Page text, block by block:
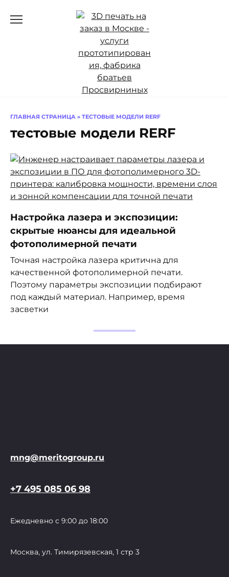
ГЛАВНАЯ СТРАНИЦА » ТЕСТОВЫЕ МОДЕЛИ RERF
тестовые модели RERF
Настройка лазера и экспозиции:
скрытые нюансы для идеальной
фотополимерной печати
Точная настройка лазера критична для
качественной фотополимерной печати.
Поэтому параметры экспозиции подбирают
под каждый материал. Например, время
засветки
mng@meritogroup.ru
+7 495 085 06 98
Ежедневно с 9:00 до 18:00
Москва, ул. Тимирязевская, 1 стр 3